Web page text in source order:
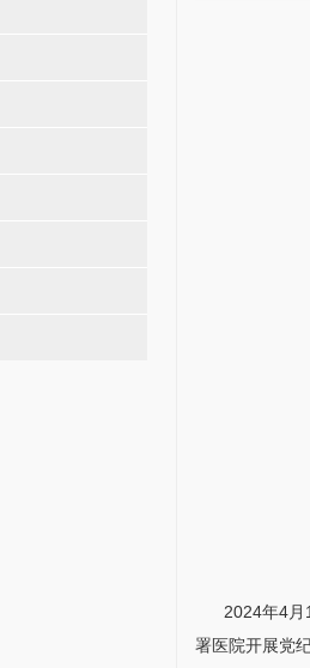
2024年4月
署医院开展党